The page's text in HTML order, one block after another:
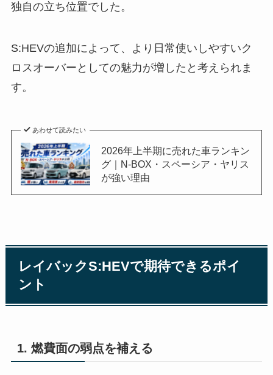
独自の立ち位置でした。
S:HEVの追加によって、より日常使いしやすいク
ロスオーバーとしての魅力が増したと考えられま
す。
あわせて読みたい
2026年上半期に売れた車ランキン
グ｜N-BOX・スペーシア・ヤリス
が強い理由
レイバックS:HEVで期待できるポイ
ント
1. 燃費面の弱点を補える